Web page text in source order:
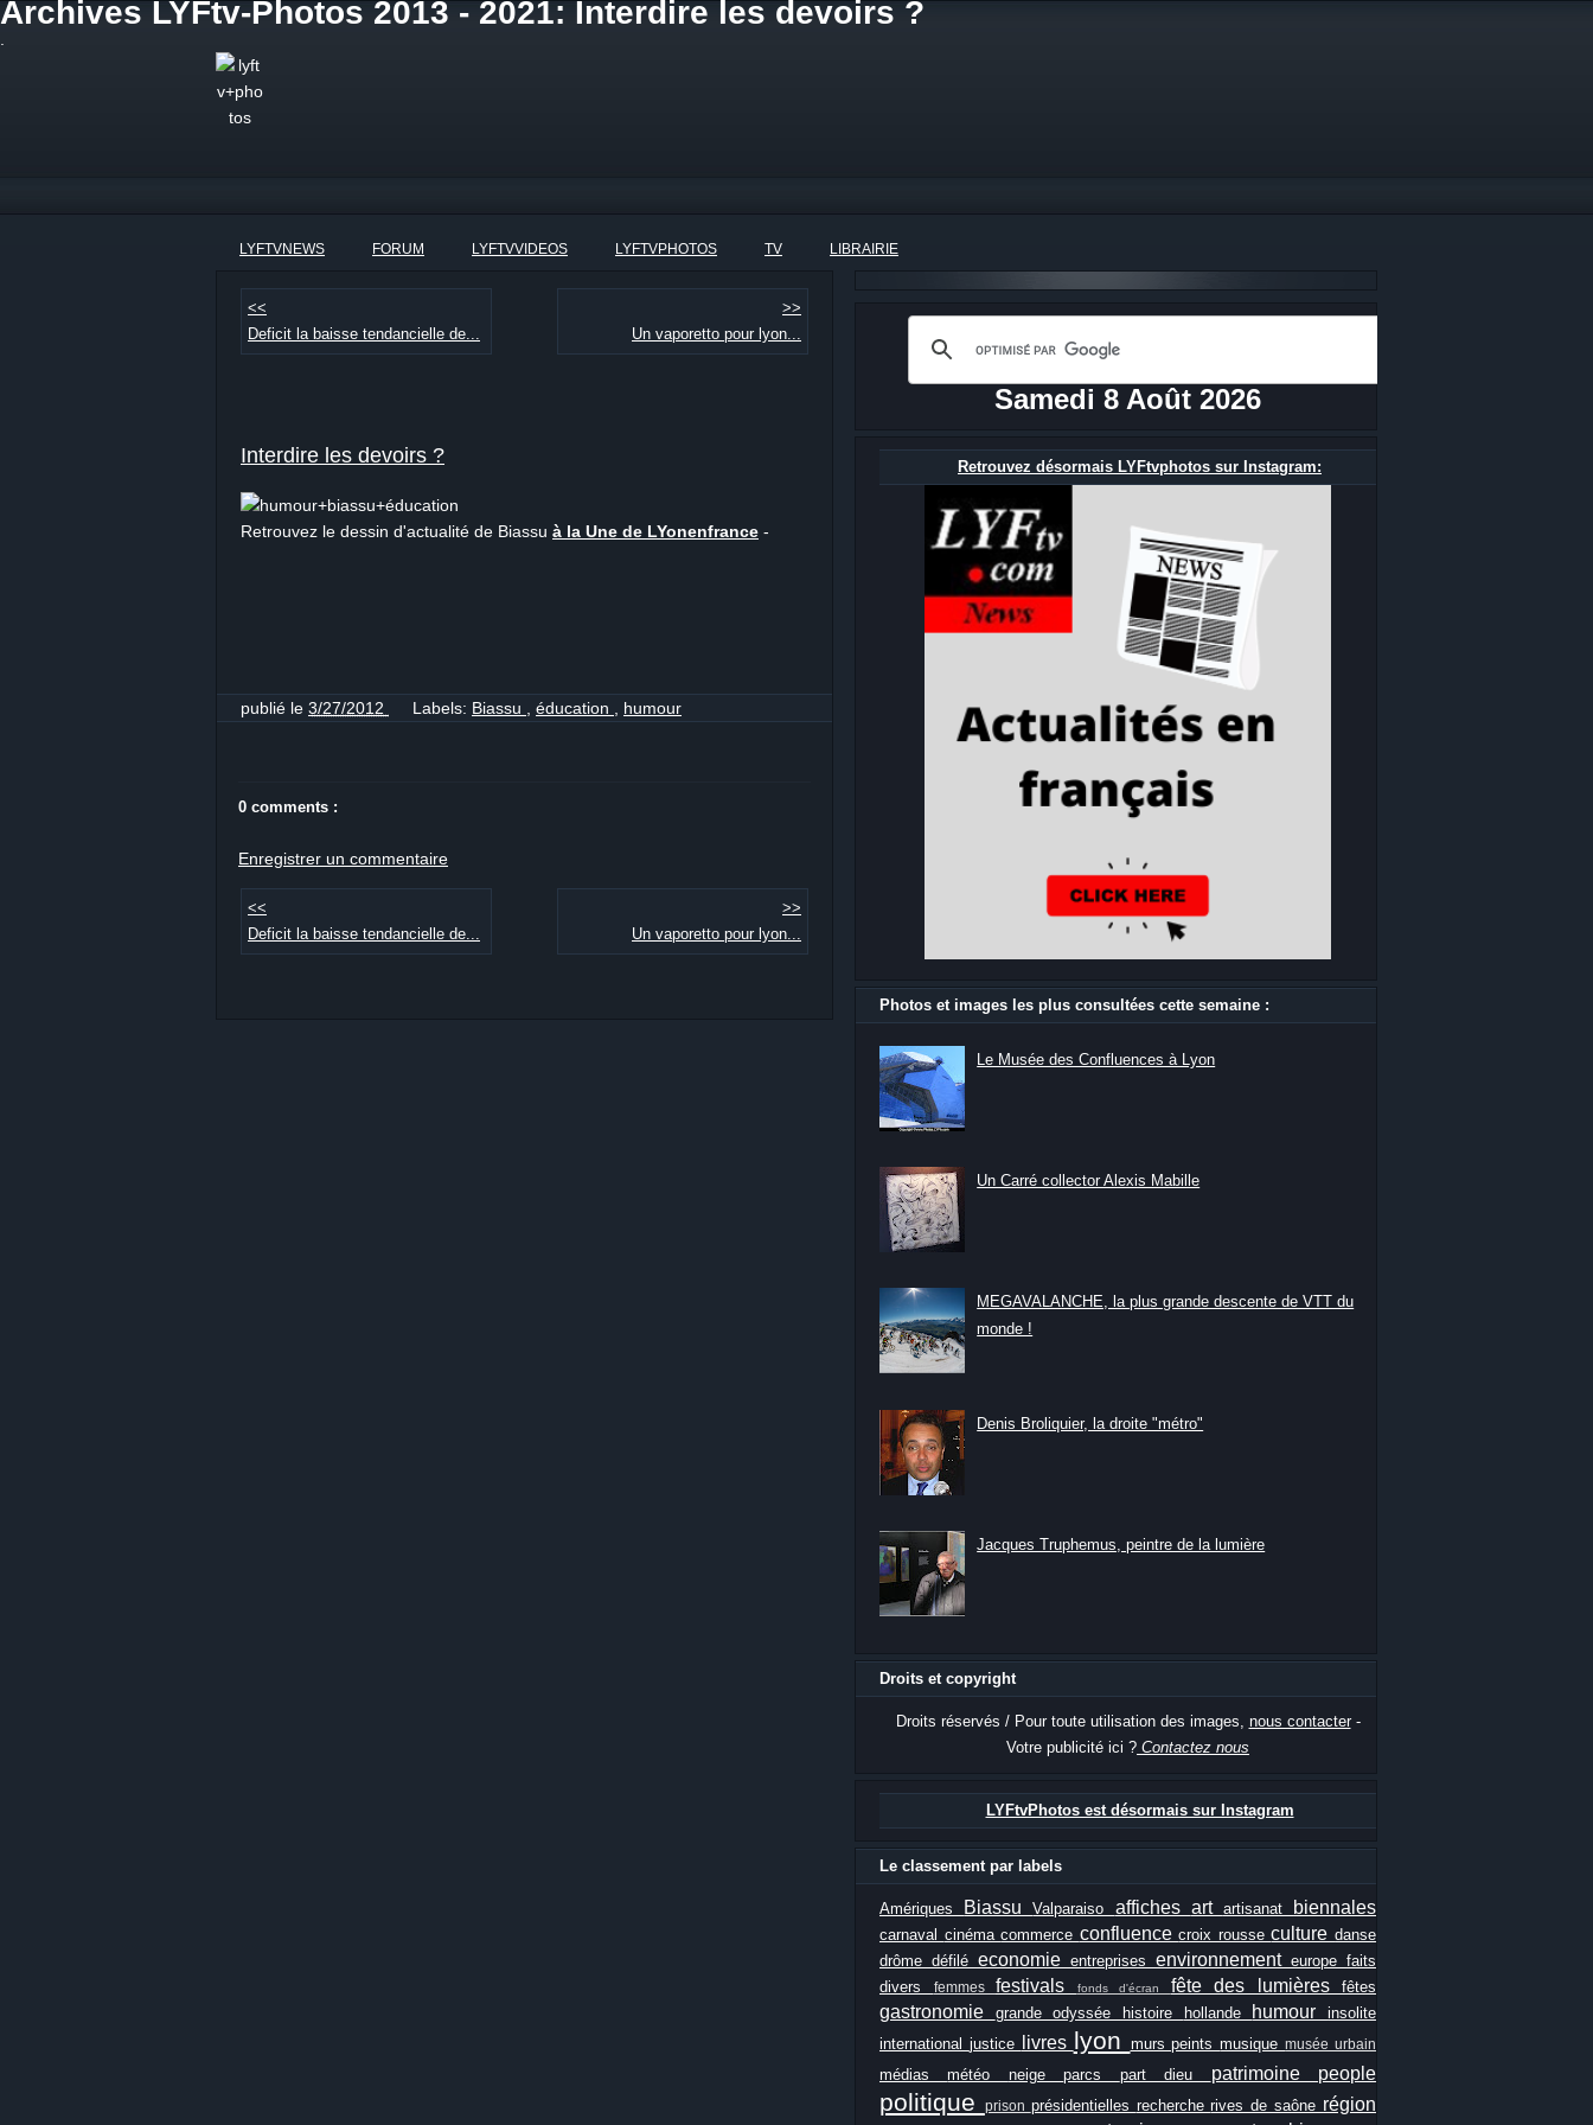
Archives LYFtv-Photos 2013 - 2021: Interdire les devoirs ?
LYFTVNEWS FORUM LYFTVVIDEOS LYFTVPHOTOS TV LIBRAIRIE
<<
Deficit la baisse tendancielle de...
>>
Un vaporetto pour lyon...
Interdire les devoirs ?
Retrouvez le dessin d'actualité de Biassu à la Une de LYonenfrance -
publié le 3/27/2012 Labels: Biassu éducation humour
0 comments :
Enregistrer un commentaire
<<
Deficit la baisse tendancielle de...
>>
Un vaporetto pour lyon...
Samedi 8 Août 2026
Retrouvez désormais LYFtvphotos sur Instagram:
Photos et images les plus consultées cette semaine :
Le Musée des Confluences à Lyon
Un Carré collector Alexis Mabille
MEGAVALANCHE, la plus grande descente de VTT du
monde !
Denis Broliquier, la droite "métro"
Jacques Truphemus, peintre de la lumière
Droits et copyright
Droits réservés / Pour toute utilisation des images, nous contacter-
Votre publicité ici ? Contactez nous
LYFtvPhotos est désormais sur Instagram
Le classement par labels
Amériques BiassuValparaiso affiches art artisanat biennales
carnaval cinémacommerce confluencecroix rousseculturedanse
drôme défilé economie entreprises environnement europe faits
divers
femmes festivals fonds d'écran fête des lumières fêtes
gastronomie grande odyssée histoire hollande humourinsolite
international justice livres lyon murs peintsmusiquemusée urbain
médiasmétéo neigeparcs part dieu patrimoine people
politique prison présidentielles rechercherives de saône région